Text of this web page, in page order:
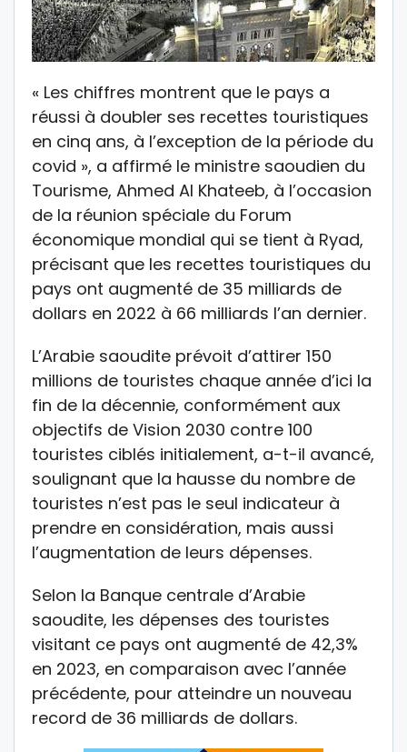
« Les chiffres montrent que le pays a
réussi à doubler ses recettes touristiques
en cinq ans, à l’exception de la période du
covid », a affirmé le ministre saoudien du
Tourisme, Ahmed Al Khateeb, à l’occasion
de la réunion spéciale du Forum
économique mondial qui se tient à Ryad,
précisant que les recettes touristiques du
pays ont augmenté de 35 milliards de
dollars en 2022 à 66 milliards l’an dernier.
L’Arabie saoudite prévoit d’attirer 150
millions de touristes chaque année d’ici la
fin de la décennie, conformément aux
objectifs de Vision 2030 contre 100
touristes ciblés initialement, a-t-il avancé,
soulignant que la hausse du nombre de
touristes n’est pas le seul indicateur à
prendre en considération, mais aussi
l’augmentation de leurs dépenses.
Selon la Banque centrale d’Arabie
saoudite, les dépenses des touristes
visitant ce pays ont augmenté de 42,3%
en 2023, en comparaison avec l’année
précédente, pour atteindre un nouveau
record de 36 milliards de dollars.